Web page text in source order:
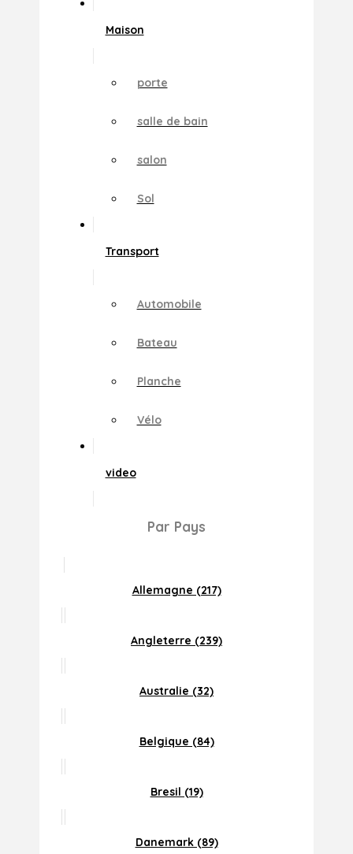
Maison
porte
salle de bain
salon
Sol
Transport
Automobile
Bateau
Planche
Vélo
video
Par Pays
Allemagne (217)
Angleterre (239)
Australie (32)
Belgique (84)
Bresil (19)
Danemark (89)